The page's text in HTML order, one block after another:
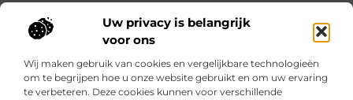
Uw privacy is belangrijk
voor ons
Wij maken gebruik van cookies en vergelijkbare technologieën
om te begrijpen hoe u onze website gebruikt en om uw ervaring
te verbeteren. Deze cookies kunnen voor verschillende
Bericht categorie